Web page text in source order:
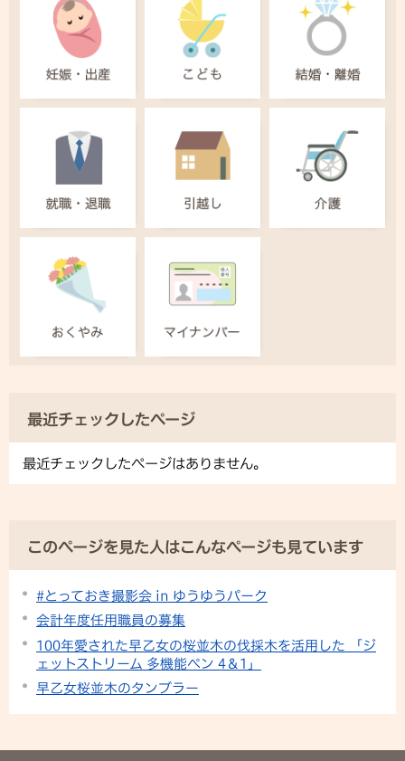
最近チェックしたページ
最近チェックしたページはありません。
このページを見た人はこんなページも見ています
#とっておき撮影会 in ゆうゆうパーク
会計年度任用職員の募集
100年愛された早乙女の桜並木の伐採木を活用した 「ジ
ェットストリーム 多機能ペン 4＆1」
早乙女桜並木のタンブラー